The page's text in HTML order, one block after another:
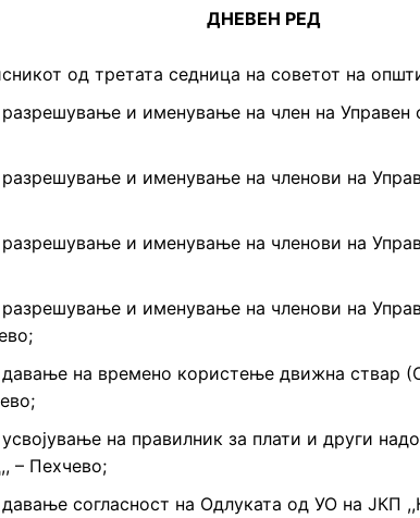
ДНЕВЕН РЕД
од третата седница на советот на
и именување на член на
и именување на членови на
и именување на членови на
и именување на членови на
давање на времено користење движна ствар
на правилник за плати и други
– Пехчево;
согласност на Одлуката од УО на ЈКП